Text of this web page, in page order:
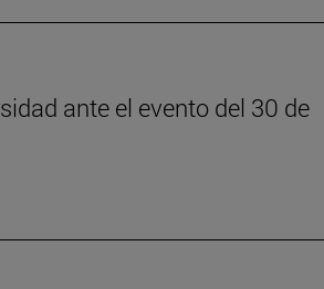
ante el evento del 30 de